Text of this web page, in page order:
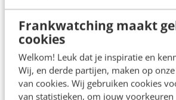
Frankwatching maakt
cookies
Welkom! Leuk dat je inspiratie en
Wij, en derde partijen, maken op
van cookies. Wij gebruiken cookies
van statistieken, om jouw voorkeuren
Professionals.